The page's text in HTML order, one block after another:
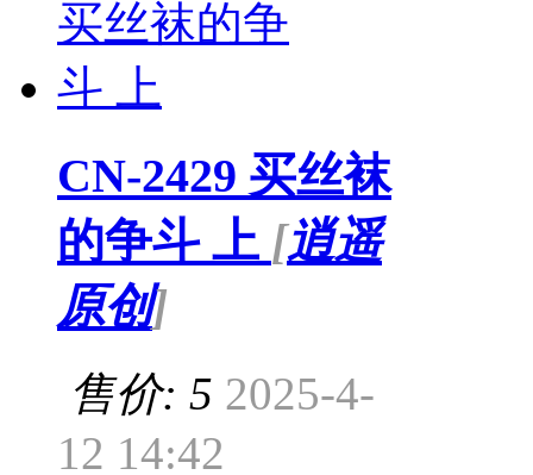
CN-2429 买丝袜
的争斗 上 [逍遥
原创]
售价: 5 2025-4-
12 14:42